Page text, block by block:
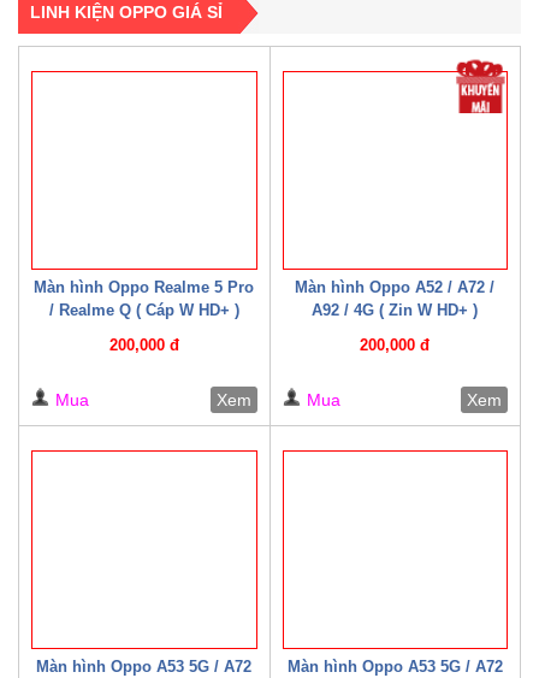
LINH KIỆN OPPO GIÁ SỈ
Màn hình Oppo Realme 5 Pro
/ Realme Q ( Cáp W HD+ )
200,000 đ
Mua Xem
Màn hình Oppo A52 / A72 /
A92 / 4G ( Zin W HD+ )
200,000 đ
Mua Xem
Màn hình Oppo A53 5G / A72
Màn hình Oppo A53 5G / A72